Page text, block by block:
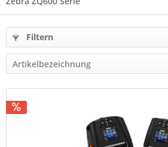
Filtern